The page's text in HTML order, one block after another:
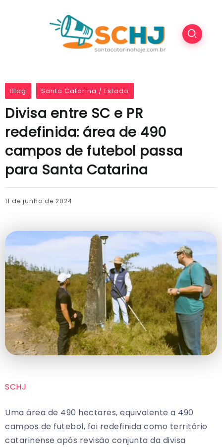
Blog Santa Catarina / Estado
Divisa entre SC e PR
redefinida: área de 490
campos de futebol passa
para Santa Catarina
11 de junho de 2024
SCHJ
Uma área de 490 hectares, equivalente a 490
campos de futebol, foi redefinida como território
catarinense após revisão conjunta da divisa